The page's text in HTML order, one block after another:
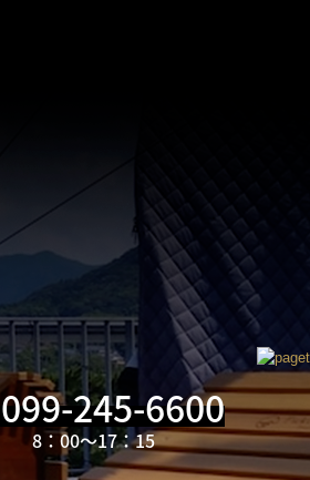
099-245-6600
8：00～17：15